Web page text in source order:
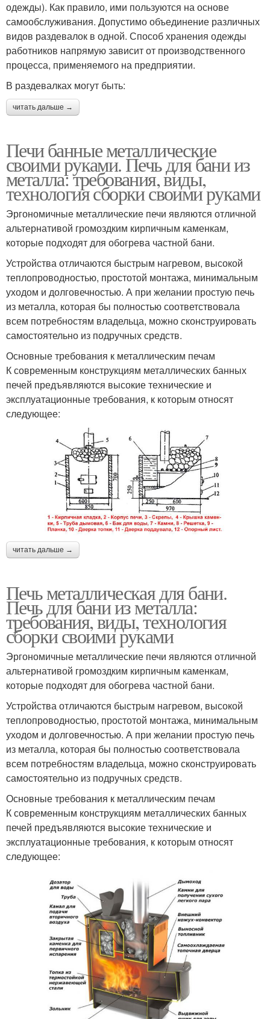
одежды). Как правило, ими пользуются на основе
самообслуживания. Допустимо объединение различных
видов раздевалок в одной. Способ хранения одежды
работников напрямую зависит от производственного
процесса, применяемого на предприятии.
В раздевалках могут быть:
читать дальше →
Печи банные металлические
своими руками. Печь для бани из
металла: требования, виды,
технология сборки своими руками
Эргономичные металлические печи являются отличной
альтернативой громоздким кирпичным каменкам,
которые подходят для обогрева частной бани.
Устройства отличаются быстрым нагревом, высокой
теплопроводностью, простотой монтажа, минимальным
уходом и долговечностью. А при желании простую печь
из металла, которая бы полностью соответствовала
всем потребностям владельца, можно сконструировать
самостоятельно из подручных средств.
Основные требования к металлическим печам
К современным конструкциям металлических банных
печей предъявляются высокие технические и
эксплуатационные требования, к которым относят
следующее:
читать дальше →
Печь металлическая для бани.
Печь для бани из металла:
требования, виды, технология
сборки своими руками
Эргономичные металлические печи являются отличной
альтернативой громоздким кирпичным каменкам,
которые подходят для обогрева частной бани.
Устройства отличаются быстрым нагревом, высокой
теплопроводностью, простотой монтажа, минимальным
уходом и долговечностью. А при желании простую печь
из металла, которая бы полностью соответствовала
всем потребностям владельца, можно сконструировать
самостоятельно из подручных средств.
Основные требования к металлическим печам
К современным конструкциям металлических банных
печей предъявляются высокие технические и
эксплуатационные требования, к которым относят
следующее: